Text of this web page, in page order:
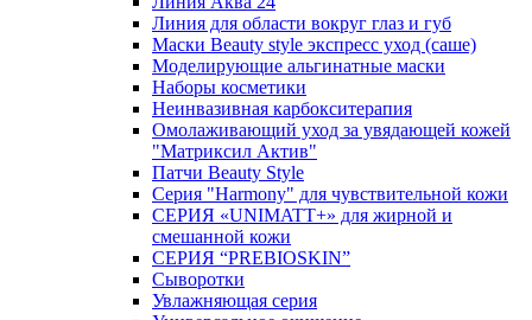
Линия для области вокруг глаз и губ
Маски Beauty style экспресс уход (саше)
Моделирующие альгинатные маски
Наборы косметики
Неинвазивная карбокситерапия
Омолаживающий уход за увядающей кожей
"Матриксил Актив"
Патчи Beauty Style
Серия "Harmony" для чувствительной кожи
СЕРИЯ «UNIMATT+» для жирной и
смешанной кожи
СЕРИЯ “PREBIOSKIN”
Сыворотки
Увлажняющая серия